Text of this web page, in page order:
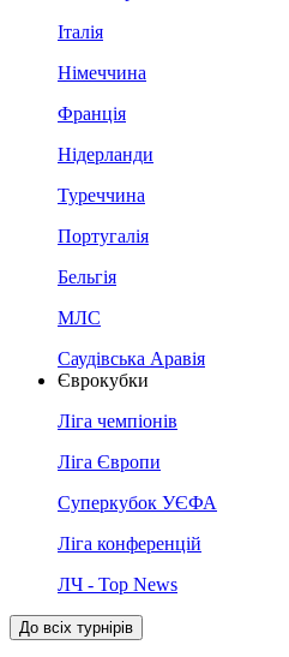
Італія
Німеччина
Франція
Нідерланди
Туреччина
Португалія
Бельгія
МЛС
Саудівська Аравія
Єврокубки
Ліга чемпіонів
Ліга Європи
Суперкубок УЄФА
Ліга конференцій
ЛЧ - Top News
До всіх турнірів